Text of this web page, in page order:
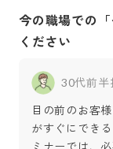
今の職場での
ください
30代前半
目の前のお客
がすぐにでき
ミナーでは、